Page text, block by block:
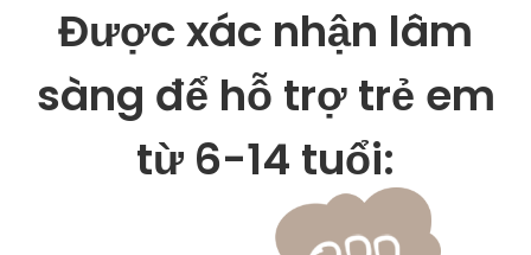
Được xác nhận lâm
sàng để hỗ trợ trẻ em
từ 6-14 tuổi: